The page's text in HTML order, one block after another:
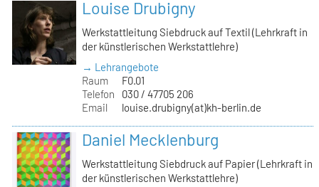
Louise Drubigny
Werkstattleitung Siebdruck auf Textil (Lehrkraft in
der künstlerischen Werkstattlehre)
→ Lehrangebote
Raum
F0.01
Telefon
030 / 47705 206
Email
louise.drubigny(at)kh-berlin.de
Daniel Mecklenburg
Werkstattleitung Siebdruck auf Papier (Lehrkraft in
der künstlerischen Werkstattlehre)